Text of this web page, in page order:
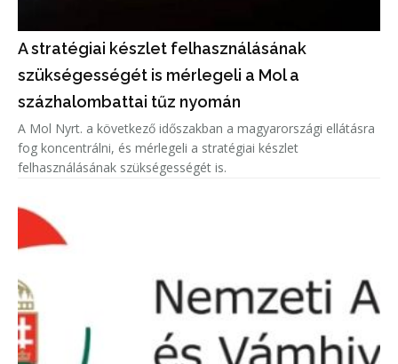
A stratégiai készlet felhasználásának
szükségességét is mérlegeli a Mol a
százhalombattai tűz nyomán
A Mol Nyrt. a következő időszakban a magyarországi ellátásra
fog koncentrálni, és mérlegeli a stratégiai készlet
felhasználásának szükségességét is.